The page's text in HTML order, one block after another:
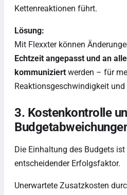
Kettenreaktionen führt.
Lösung:
Mit Flexxter können
Echtzeit angepasst und an
kommuniziert werden – für
Reaktionsgeschwindigkeit
3. Kostenkontrolle
Die Einhaltung des Budgets
entscheidender Erfolgsfaktor.
Unerwartete Zusatzkosten